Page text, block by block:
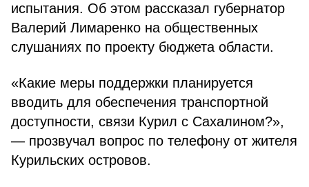
испытания. Об этом рассказал губернатор
Валерий Лимаренко на общественных
слушаниях по проекту бюджета области.
«Какие меры поддержки планируется
вводить для обеспечения транспортной
доступности, связи Курил с Сахалином?»,
— прозвучал вопрос по телефону от жителя
Курильских островов.